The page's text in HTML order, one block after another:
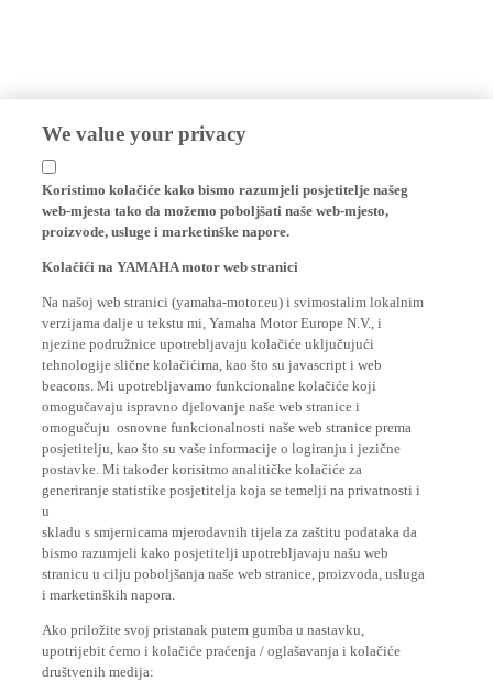
We value your privacy
Koristimo kolačiće kako bismo razumjeli posjetitelje našeg
web-mjesta tako da možemo poboljšati naše web-mjesto,
proizvode, usluge i marketinške napore.
Kolačići na YAMAHA motor web stranici
Na našoj web stranici (yamaha-motor.eu) i svimostalim lokalnim
verzijama dalje u tekstu mi, Yamaha Motor Europe N.V., i
njezine podružnice upotrebljavaju kolačiće uključujući
tehnologije slične kolačićima, kao što su javascript i web
beacons. Mi upotrebljavamo funkcionalne kolačiće koji
omogučavaju ispravno djelovanje naše web stranice i
omogučuju osnovne funkcionalnosti naše web stranice prema
posjetitelju, kao što su vaše informacije o logiranju i jezične
postavke. Mi također korisitmo analitičke kolačiće za
generiranje statistike posjetitelja koja se temelji na privatnosti i
u
skladu s smjernicama mjerodavnih tijela za zaštitu podataka da
bismo razumjeli kako posjetitelji upotrebljavaju našu web
stranicu u cilju poboljšanja naše web stranice, proizvoda, usluga
i marketinških napora.
Ako priložite svoj pristanak putem gumba u nastavku,
upotrijebit ćemo i kolačiće praćenja / oglašavanja i kolačiće
društvenih medija: